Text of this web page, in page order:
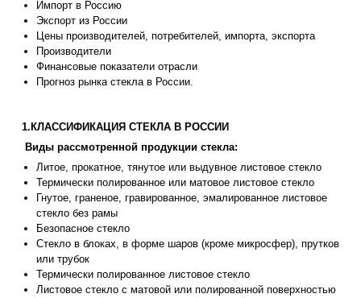
Импорт в Россию
Экспорт из России
Цены производителей, потребителей, импорта, экспорта
Производители
Финансовые показатели отрасли
Прогноз рынка стекла в России.
1.КЛАССИФИКАЦИЯ СТЕКЛА В РОССИИ
Виды рассмотренной продукции стекла:
Литое, прокатное, тянутое или выдувное листовое стекло
Термически полированное или матовое листовое стекло
Гнутое, граненое, гравированное, эмалированное листовое
стекло без рамы
Безопасное стекло
Стекло в блоках, в форме шаров (кроме микросфер), прутков
или трубок
Термически полированное листовое стекло
Листовое стекло с матовой или полированной поверхностью